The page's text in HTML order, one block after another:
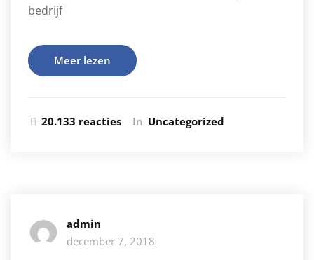
bedrijf
Meer lezen
20.133 reacties In Uncategorized
admin
december 7, 2018